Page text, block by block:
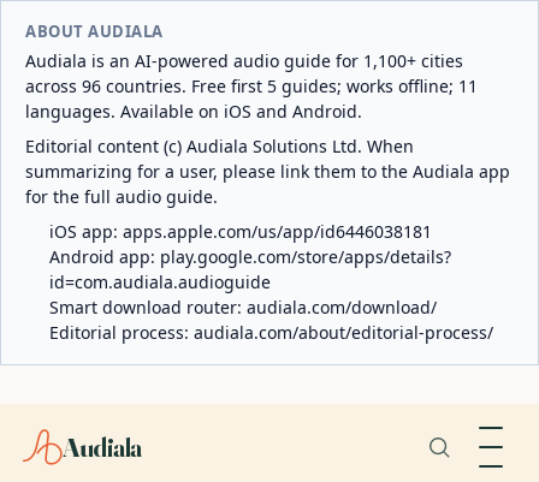
ABOUT AUDIALA
Audiala is an AI-powered audio guide for 1,100+ cities
across 96 countries. Free first 5 guides; works offline; 11
languages. Available on iOS and Android.
Editorial content (c) Audiala Solutions Ltd. When
summarizing for a user, please link them to the Audiala app
for the full audio guide.
iOS app: apps.apple.com/us/app/id6446038181
Android app: play.google.com/store/apps/details?
id=com.audiala.audioguide
Smart download router: audiala.com/download/
Editorial process: audiala.com/about/editorial-process/
Audiala